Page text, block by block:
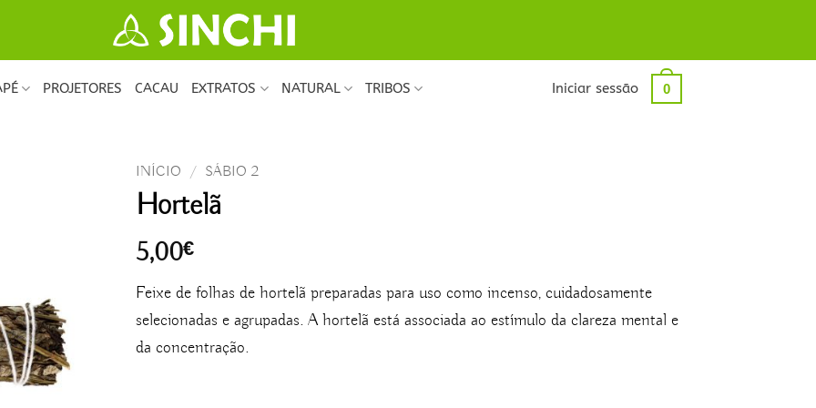
PROJETORES CACAU EXTRATOS NATURAL TRIBOS Iniciar sessão 0
INÍCIO / SÁBIO 2
Hortelã
5,00€
Feixe de folhas de hortelã preparadas para uso como incenso, cuidadosamente
selecionadas e agrupadas. A hortelã está associada ao estímulo da clareza mental e
da concentração.